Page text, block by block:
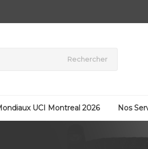
Rechercher
UCI Montreal 2026 Nos